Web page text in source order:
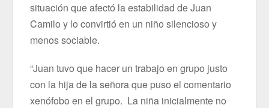
situación que afectó la estabilidad de Juan
Camilo y lo convirtió en un niño silencioso y
menos sociable.
“Juan tuvo que hacer un trabajo en grupo justo
con la hija de la señora que puso el comentario
xenófobo en el grupo. La niña inicialmente no